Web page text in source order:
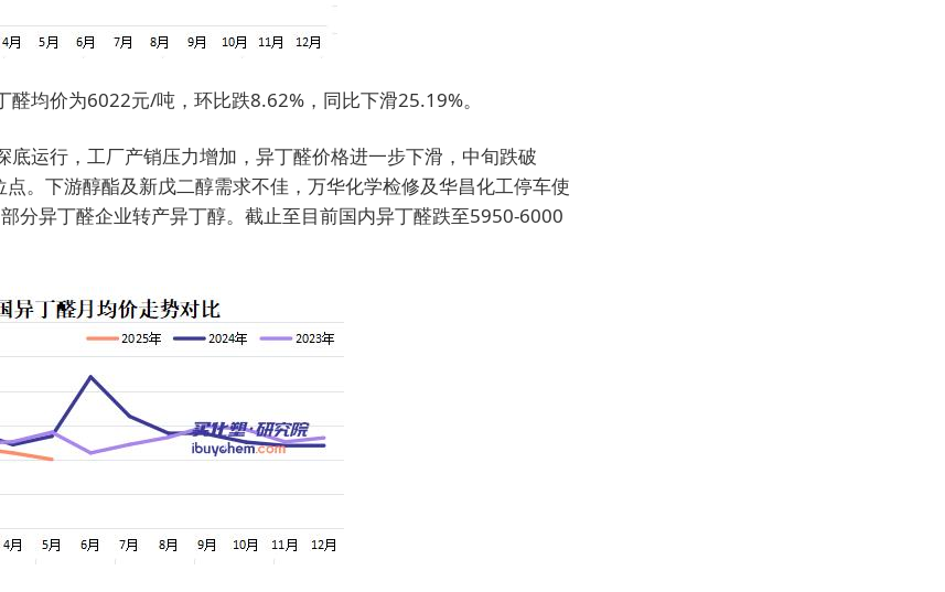
醛均价为6022元/吨，环比跌8.62%，同比下滑25.19%。
底运行，工厂产销压力增加，异丁醛价格进一步下滑，中旬跌破
。下游醇酯及新戊二醇需求不佳，万华化学检修及华昌化工停车使
分异丁醛企业转产异丁醇。截止至目前国内异丁醛跌至5950-6000